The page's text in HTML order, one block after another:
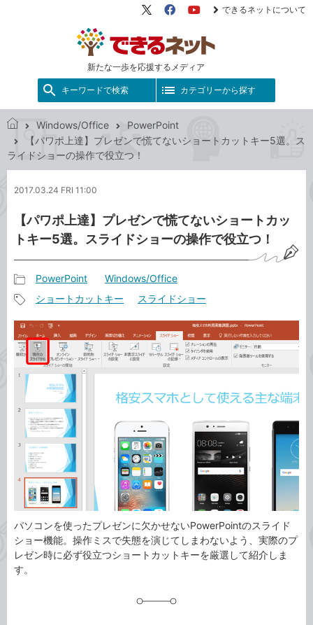
新たな一歩を応援するメディア
X（旧
FacebookYouTube
できるネットについて
キーワードで検索 カテゴリーから探す
き
ッ
Windows/Office
PowerPoint
【パワポ上達】プレゼンで慌てないショートカットキー5選。ス
ライドショーの操作で役立つ！
2017.03.24 FRI 11:00
【パワポ上達】プレゼンで慌てないショートカッ
トキー5選。スライドショーの操作で役立つ！
事
カ
テ
ゴ
リ
PowerPoint Windows/Office
事
タ
グ
ショートカットキー スライドショー
パソコンを使ったプレゼンに欠かせないPowerPointのスライド
ショー機能。操作ミスで失態を演じてしまわないよう、実際のプ
レゼン時に必ず役立つショートカットキーを厳選して紹介しま
す。